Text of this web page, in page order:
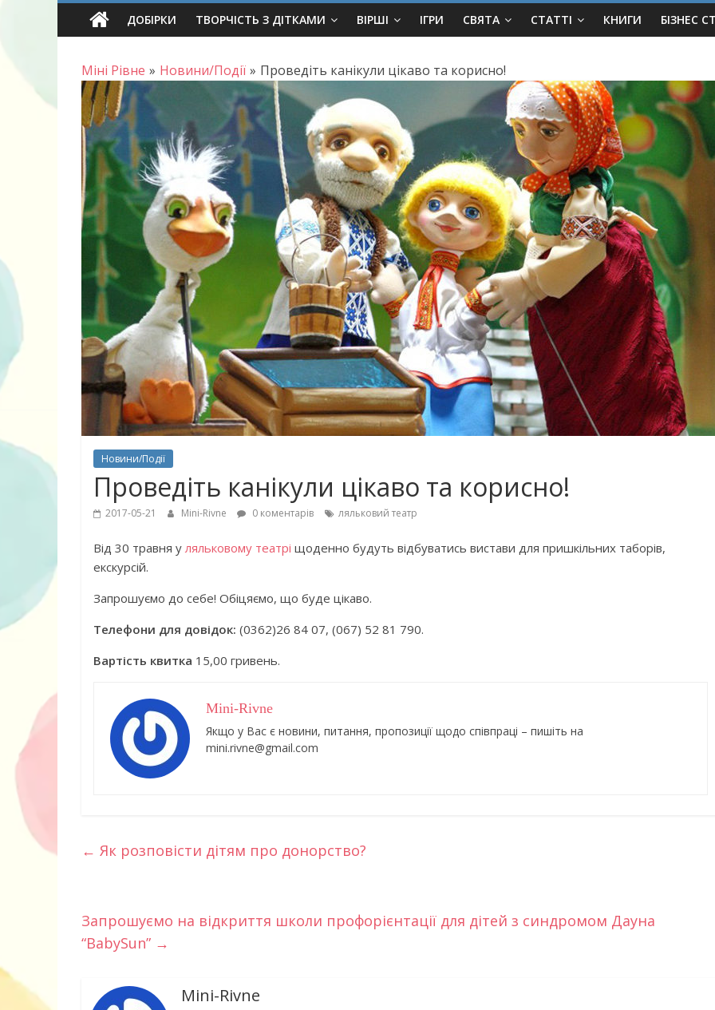
Skip
ДОБІРКИ ТВОРЧІСТЬ З ДІТКАМИ ВІРШІ ІГРИ СВЯТА СТАТТІ КНИГИ БІЗНЕС
Міні Рівне » Новини/Події » Проведіть канікули цікаво та корисно!
Новини/Події
Проведіть канікули цікаво та корисно!
2017-05-21 Mini-Rivne 0 коментарів ляльковий театр
Від 30 травня уляльковому театрі щоденно будуть відбуватись вистави для пришкільних таборів,
екскурсій.
Запрошуємо до себе! Обіцяємо, що буде цікаво.
Телефони для довідок: (0362)26 84 07, (067) 52 81 790.
Вартість квитка 15,00 гривень.
Mini-Rivne
Якщо у Вас є новини, питання, пропозиції щодо співпраці – пишіть на
mini.rivne@gmail.com
← Як розповісти дітям про донорство?
Запрошуємо на відкриття школи профорієнтації для дітей з синдромом Дауна
“BabySun” →
Mini-Rivne
10 найкращих фільмів для
дітей, що пояснюють складні
планшетів